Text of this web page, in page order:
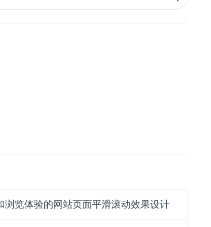
浏览体验的网站页面平滑滚动效果设计